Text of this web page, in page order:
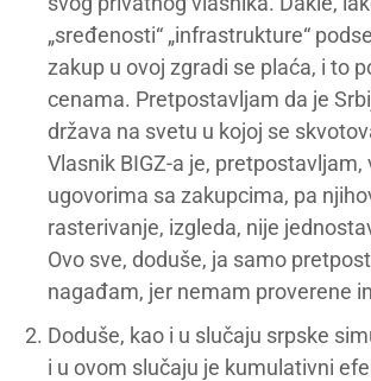
„sređenosti“ „infrastrukture“
zakup u ovoj zgradi se plaća, i to
cenama. Pretpostavljam da je
država na svetu u kojoj se
Vlasnik BIGZ-a je, pretpostavljam,
ugovorima sa zakupcima, pa
rasterivanje, izgleda, nije
Ovo sve, doduše, ja samo
nagađam, jer nemam proverene
Doduše, kao i u slučaju srpske
i u ovom slučaju je kumulativni